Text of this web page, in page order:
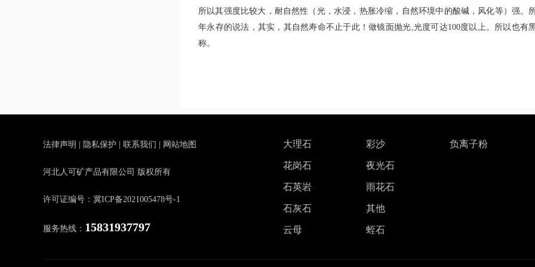
所以其强度比较大，耐自然性（光，水浸，热胀冷缩，自然环境中的酸碱，风化等）强。
年永存的说法，其实，其自然寿命不止于此！做镜面抛光,光度可达100度以上。所以也有
称。
法律声明 隐私保护 联系我们 网站地图
河北人可矿产品有限公司 版权所有
许可证编号：冀ICP备2021005478号-1
服务热线： 15831937797
大理石
花岗石
石英岩
石灰石
云母
彩沙
夜光石
雨花石
其他
蛭石
负离子粉